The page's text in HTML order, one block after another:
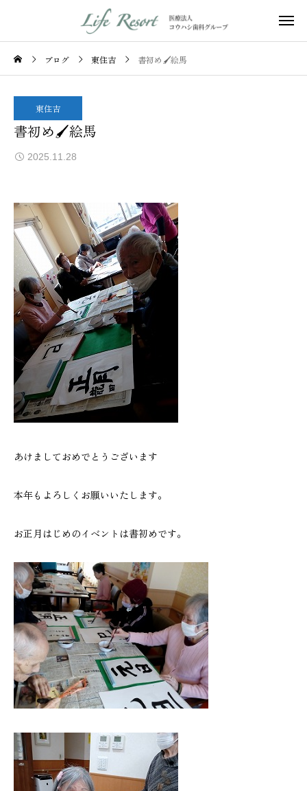
ブログ 東住吉 書初め🖌絵馬
東住吉
書初め🖌絵馬
2025.11.28
あけましておめでとうございます
本年もよろしくお願いいたします。
お正月はじめのイベントは書初めです。